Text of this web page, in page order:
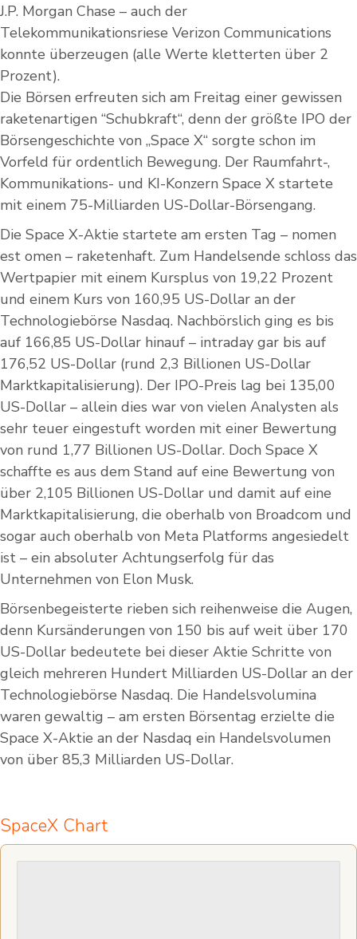
J.P. Morgan Chase – auch der
Telekommunikationsriese Verizon Communications
konnte überzeugen (alle Werte kletterten über 2
Prozent).
Die Börsen erfreuten sich am Freitag einer gewissen
raketenartigen “Schubkraft“, denn der größte IPO der
Börsengeschichte von „Space X“ sorgte schon im
Vorfeld für ordentlich Bewegung. Der Raumfahrt-,
Kommunikations- und KI-Konzern Space X startete
mit einem 75-Milliarden US-Dollar-Börsengang.
Die Space X-Aktie startete am ersten Tag – nomen
est omen – raketenhaft. Zum Handelsende schloss das
Wertpapier mit einem Kursplus von 19,22 Prozent
und einem Kurs von 160,95 US-Dollar an der
Technologiebörse Nasdaq. Nachbörslich ging es bis
auf 166,85 US-Dollar hinauf – intraday gar bis auf
176,52 US-Dollar (rund 2,3 Billionen US-Dollar
Marktkapitalisierung). Der IPO-Preis lag bei 135,00
US-Dollar – allein dies war von vielen Analysten als
sehr teuer eingestuft worden mit einer Bewertung
von rund 1,77 Billionen US-Dollar. Doch Space X
schaffte es aus dem Stand auf eine Bewertung von
über 2,105 Billionen US-Dollar und damit auf eine
Marktkapitalisierung, die oberhalb von Broadcom und
sogar auch oberhalb von Meta Platforms angesiedelt
ist – ein absoluter Achtungserfolg für das
Unternehmen von Elon Musk.
Börsenbegeisterte rieben sich reihenweise die Augen,
denn Kursänderungen von 150 bis auf weit über 170
US-Dollar bedeutete bei dieser Aktie Schritte von
gleich mehreren Hundert Milliarden US-Dollar an der
Technologiebörse Nasdaq. Die Handelsvolumina
waren gewaltig – am ersten Börsentag erzielte die
Space X-Aktie an der Nasdaq ein Handelsvolumen
von über 85,3 Milliarden US-Dollar.
SpaceX Chart